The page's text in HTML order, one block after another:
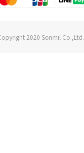
2020 Sonmil Co.,Ltd.